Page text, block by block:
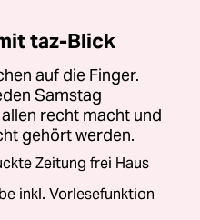
taz-Blick
auf die Finger.
Samstag
recht macht und
gehört werden.
Zeitung frei Haus
inkl. Vorlesefunktion